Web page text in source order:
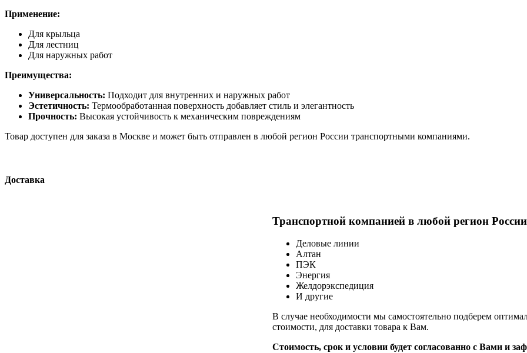
Применение:
Для крыльца
Для лестниц
Для наружных работ
Преимущества:
Универсальность: Подходит для внутренних и наружных работ
Эстетичность: Термообработанная поверхность добавляет стиль и элегантность
Прочность: Высокая устойчивость к механическим повреждениям
Товар доступен для заказа в Москве и может быть отправлен в любой регион России транспортными компаниями.
Доставка
Транспортной компанией в любой регион России
Деловые линии
Алтан
ПЭК
Энергия
Желдорэкспедиция
И другие
В случае необходимости мы самостоятельно подберем
стоимости, для доставки товара к Вам.
Стоимость, срок и условии будет согласованно с Вами и